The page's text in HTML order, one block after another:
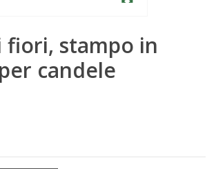
fiori, stampo in
candele